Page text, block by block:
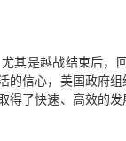
其是越战结束后
信心，美国政府
了快速、高效的